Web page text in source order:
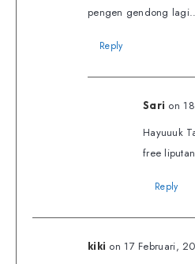
pengen gendong
Reply
Sari on
Hayuuuk
free liputan
Reply
kiki on 17 Februari,